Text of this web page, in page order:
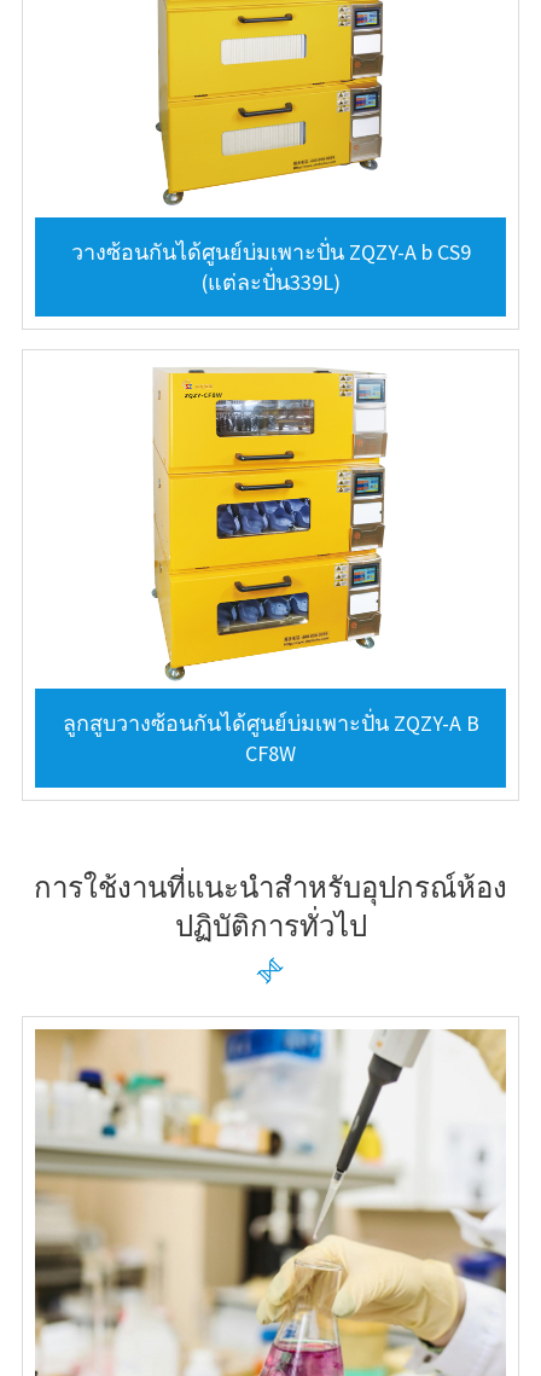
วางซ้อนกันได้ศูนย์บ่มเพาะปั่น ZQZY-A b CS9
(แต่ละปั่น339L)
ลูกสูบวางซ้อนกันได้ศูนย์บ่มเพาะปั่น ZQZY-A B
CF8W
การใช้งานที่แนะนำสำหรับอุปกรณ์ห้อง
ปฏิบัติการทั่วไป
